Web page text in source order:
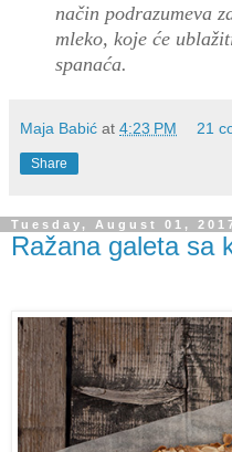
način podrazumeva
mleko, koje će
spanaća.
Maja Babić at 4:23 PM 21
Share
Tuesday, August 01,
Ražana galeta sa